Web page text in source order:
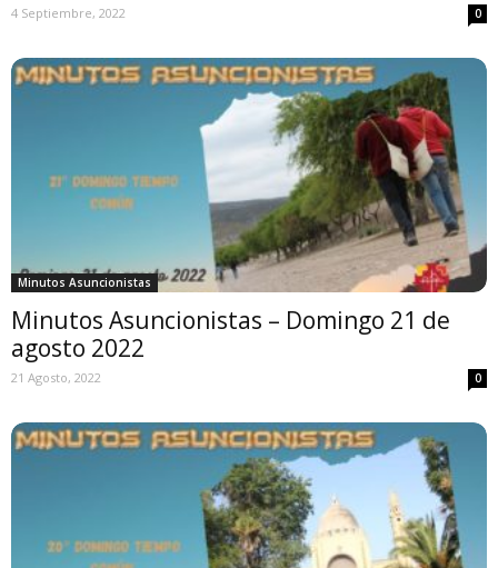
4 Septiembre, 2022 0
Minutos Asuncionistas
Minutos Asuncionistas – Domingo 21 de
agosto 2022
21 Agosto, 2022 0